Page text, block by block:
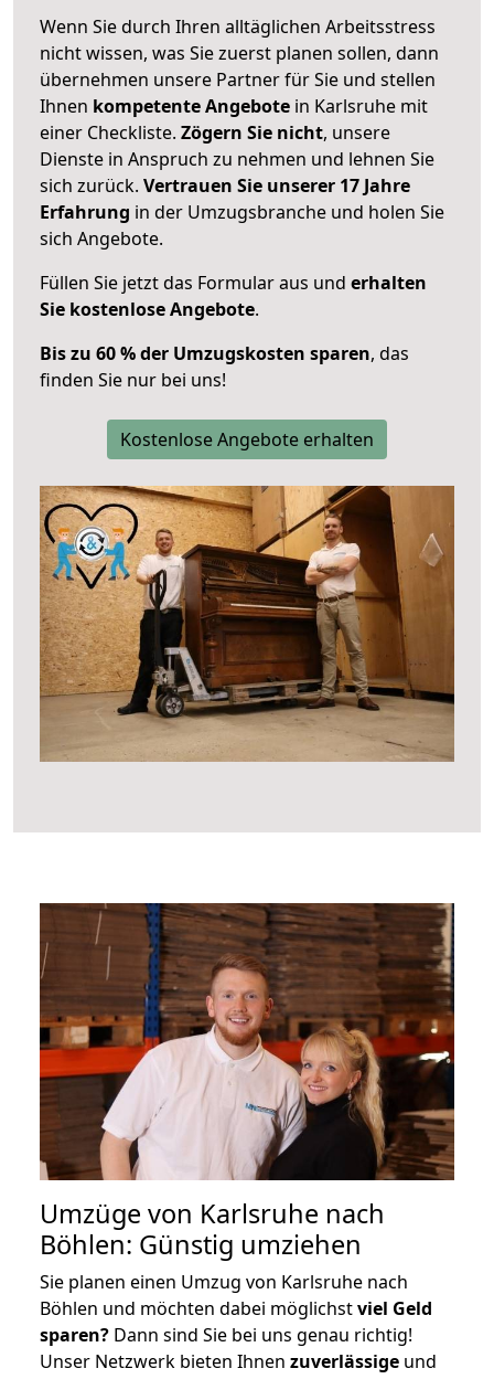
Wenn Sie durch Ihren alltäglichen Arbeitsstress
nicht wissen, was Sie zuerst planen sollen, dann
übernehmen unsere Partner für Sie und stellen
Ihnen kompetente Angebote in Karlsruhe mit
einer Checkliste. Zögern Sie nicht, unsere
Dienste in Anspruch zu nehmen und lehnen Sie
sich zurück. Vertrauen Sie unserer 17 Jahre
Erfahrung in der Umzugsbranche und holen Sie
sich Angebote.
Füllen Sie jetzt das Formular aus und erhalten
Sie kostenlose Angebote.
Bis zu 60 % der Umzugskosten sparen, das
finden Sie nur bei uns!
Kostenlose Angebote erhalten
Umzüge von Karlsruhe nach
Böhlen: Günstig umziehen
Sie planen einen Umzug von Karlsruhe nach
Böhlen und möchten dabei möglichstviel Geld
sparen? Dann sind Sie bei uns genau richtig!
Unser Netzwerk bieten Ihnen zuverlässige und